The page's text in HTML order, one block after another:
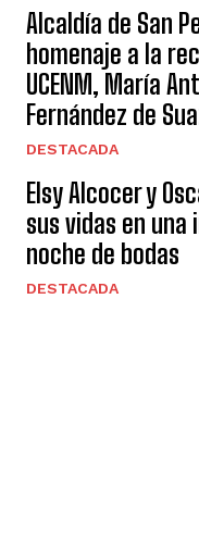
Alcaldía de San
homenaje a la
UCENM, María
Fernández de
DESTACADA
Elsy Alcocer y
sus vidas en una
noche de bodas
DESTACADA